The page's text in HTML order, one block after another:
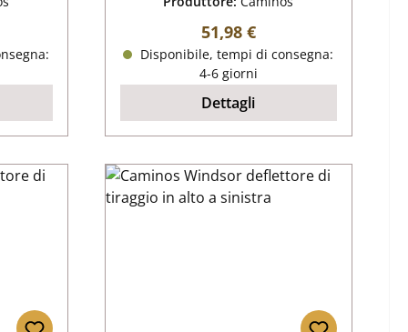
Prezzo normale:
51,98 €
Disponibile, tempi di consegna:
4-6 giorni
Dettagli